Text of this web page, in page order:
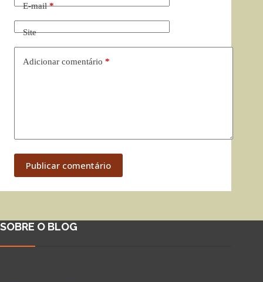
E-mail*
Site
Adicionar comentário *
Publicar comentário
SOBRE O BLOG